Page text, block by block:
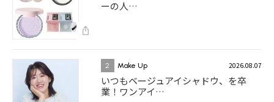
ーの人…
2 Make Up 2026.08.07
いつもベージュアイシャドウ、を卒
業！ワンアイ…